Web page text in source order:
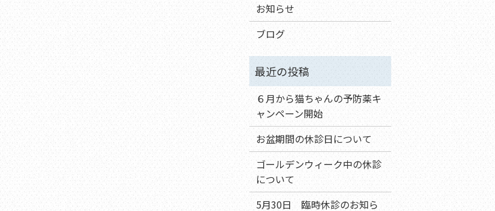
お知らせ
ブログ
６月から猫ちゃんの予防薬キ
ャンペーン開始
お盆期間の休診日について
ゴールデンウィーク中の休診
について
5月30日 臨時休診のお知ら